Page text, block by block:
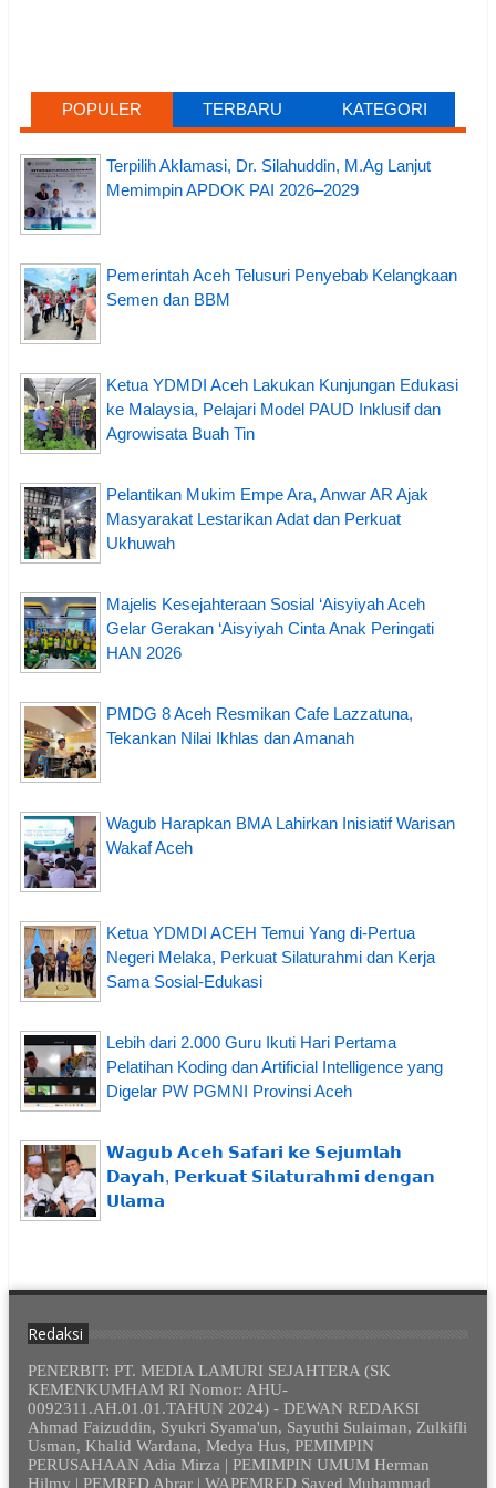
POPULER TERBARU KATEGORI
Terpilih Aklamasi, Dr. Silahuddin, M.Ag Lanjut
Memimpin APDOK PAI 2026–2029
Pemerintah Aceh Telusuri Penyebab Kelangkaan
Semen dan BBM
Ketua YDMDI Aceh Lakukan Kunjungan Edukasi
ke Malaysia, Pelajari Model PAUD Inklusif dan
Agrowisata Buah Tin
Pelantikan Mukim Empe Ara, Anwar AR Ajak
Masyarakat Lestarikan Adat dan Perkuat
Ukhuwah
Majelis Kesejahteraan Sosial ‘Aisyiyah Aceh
Gelar Gerakan ‘Aisyiyah Cinta Anak Peringati
HAN 2026
PMDG 8 Aceh Resmikan Cafe Lazzatuna,
Tekankan Nilai Ikhlas dan Amanah
Wagub Harapkan BMA Lahirkan Inisiatif Warisan
Wakaf Aceh
Ketua YDMDI ACEH Temui Yang di-Pertua
Negeri Melaka, Perkuat Silaturahmi dan Kerja
Sama Sosial-Edukasi
Lebih dari 2.000 Guru Ikuti Hari Pertama
Pelatihan Koding dan Artificial Intelligence yang
Digelar PW PGMNI Provinsi Aceh
𝗪𝗮𝗴𝘂𝗯 𝗔𝗰𝗲𝗵 𝗦𝗮𝗳𝗮𝗿𝗶 𝗸𝗲 𝗦𝗲𝗷𝘂𝗺𝗹𝗮𝗵
𝗗𝗮𝘆𝗮𝗵, 𝗣𝗲𝗿𝗸𝘂𝗮𝘁 𝗦𝗶𝗹𝗮𝘁𝘂𝗿𝗮𝗵𝗺𝗶 𝗱𝗲𝗻𝗴𝗮𝗻
𝗨𝗹𝗮𝗺𝗮
Redaksi
PENERBIT: PT. MEDIA LAMURI SEJAHTERA (SK
KEMENKUMHAM RI Nomor: AHU-
0092311.AH.01.01.TAHUN 2024) - DEWAN REDAKSI
Ahmad Faizuddin, Syukri Syama'un, Sayuthi Sulaiman, Zulkifli
Usman, Khalid Wardana, Medya Hus, PEMIMPIN
PERUSAHAAN Adia Mirza | PEMIMPIN UMUM Herman
Hilmy | PEMRED Abrar | WAPEMRED Sayed Muhammad